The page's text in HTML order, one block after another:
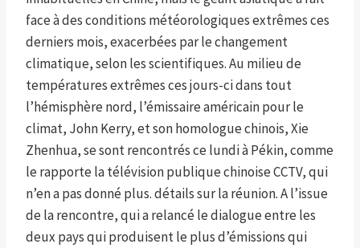
face à des conditions météorologiques extrêmes ces
derniers mois, exacerbées par le changement
climatique, selon les scientifiques. Au milieu de
températures extrêmes ces jours-ci dans tout
l’hémisphère nord, l’émissaire américain pour le
climat, John Kerry, et son homologue chinois, Xie
Zhenhua, se sont rencontrés ce lundi à Pékin, comme
le rapporte la télévision publique chinoise CCTV, qui
n’en a pas donné plus. détails sur la réunion. A l’issue
de la rencontre, qui a relancé le dialogue entre les
deux pays qui produisent le plus d’émissions qui